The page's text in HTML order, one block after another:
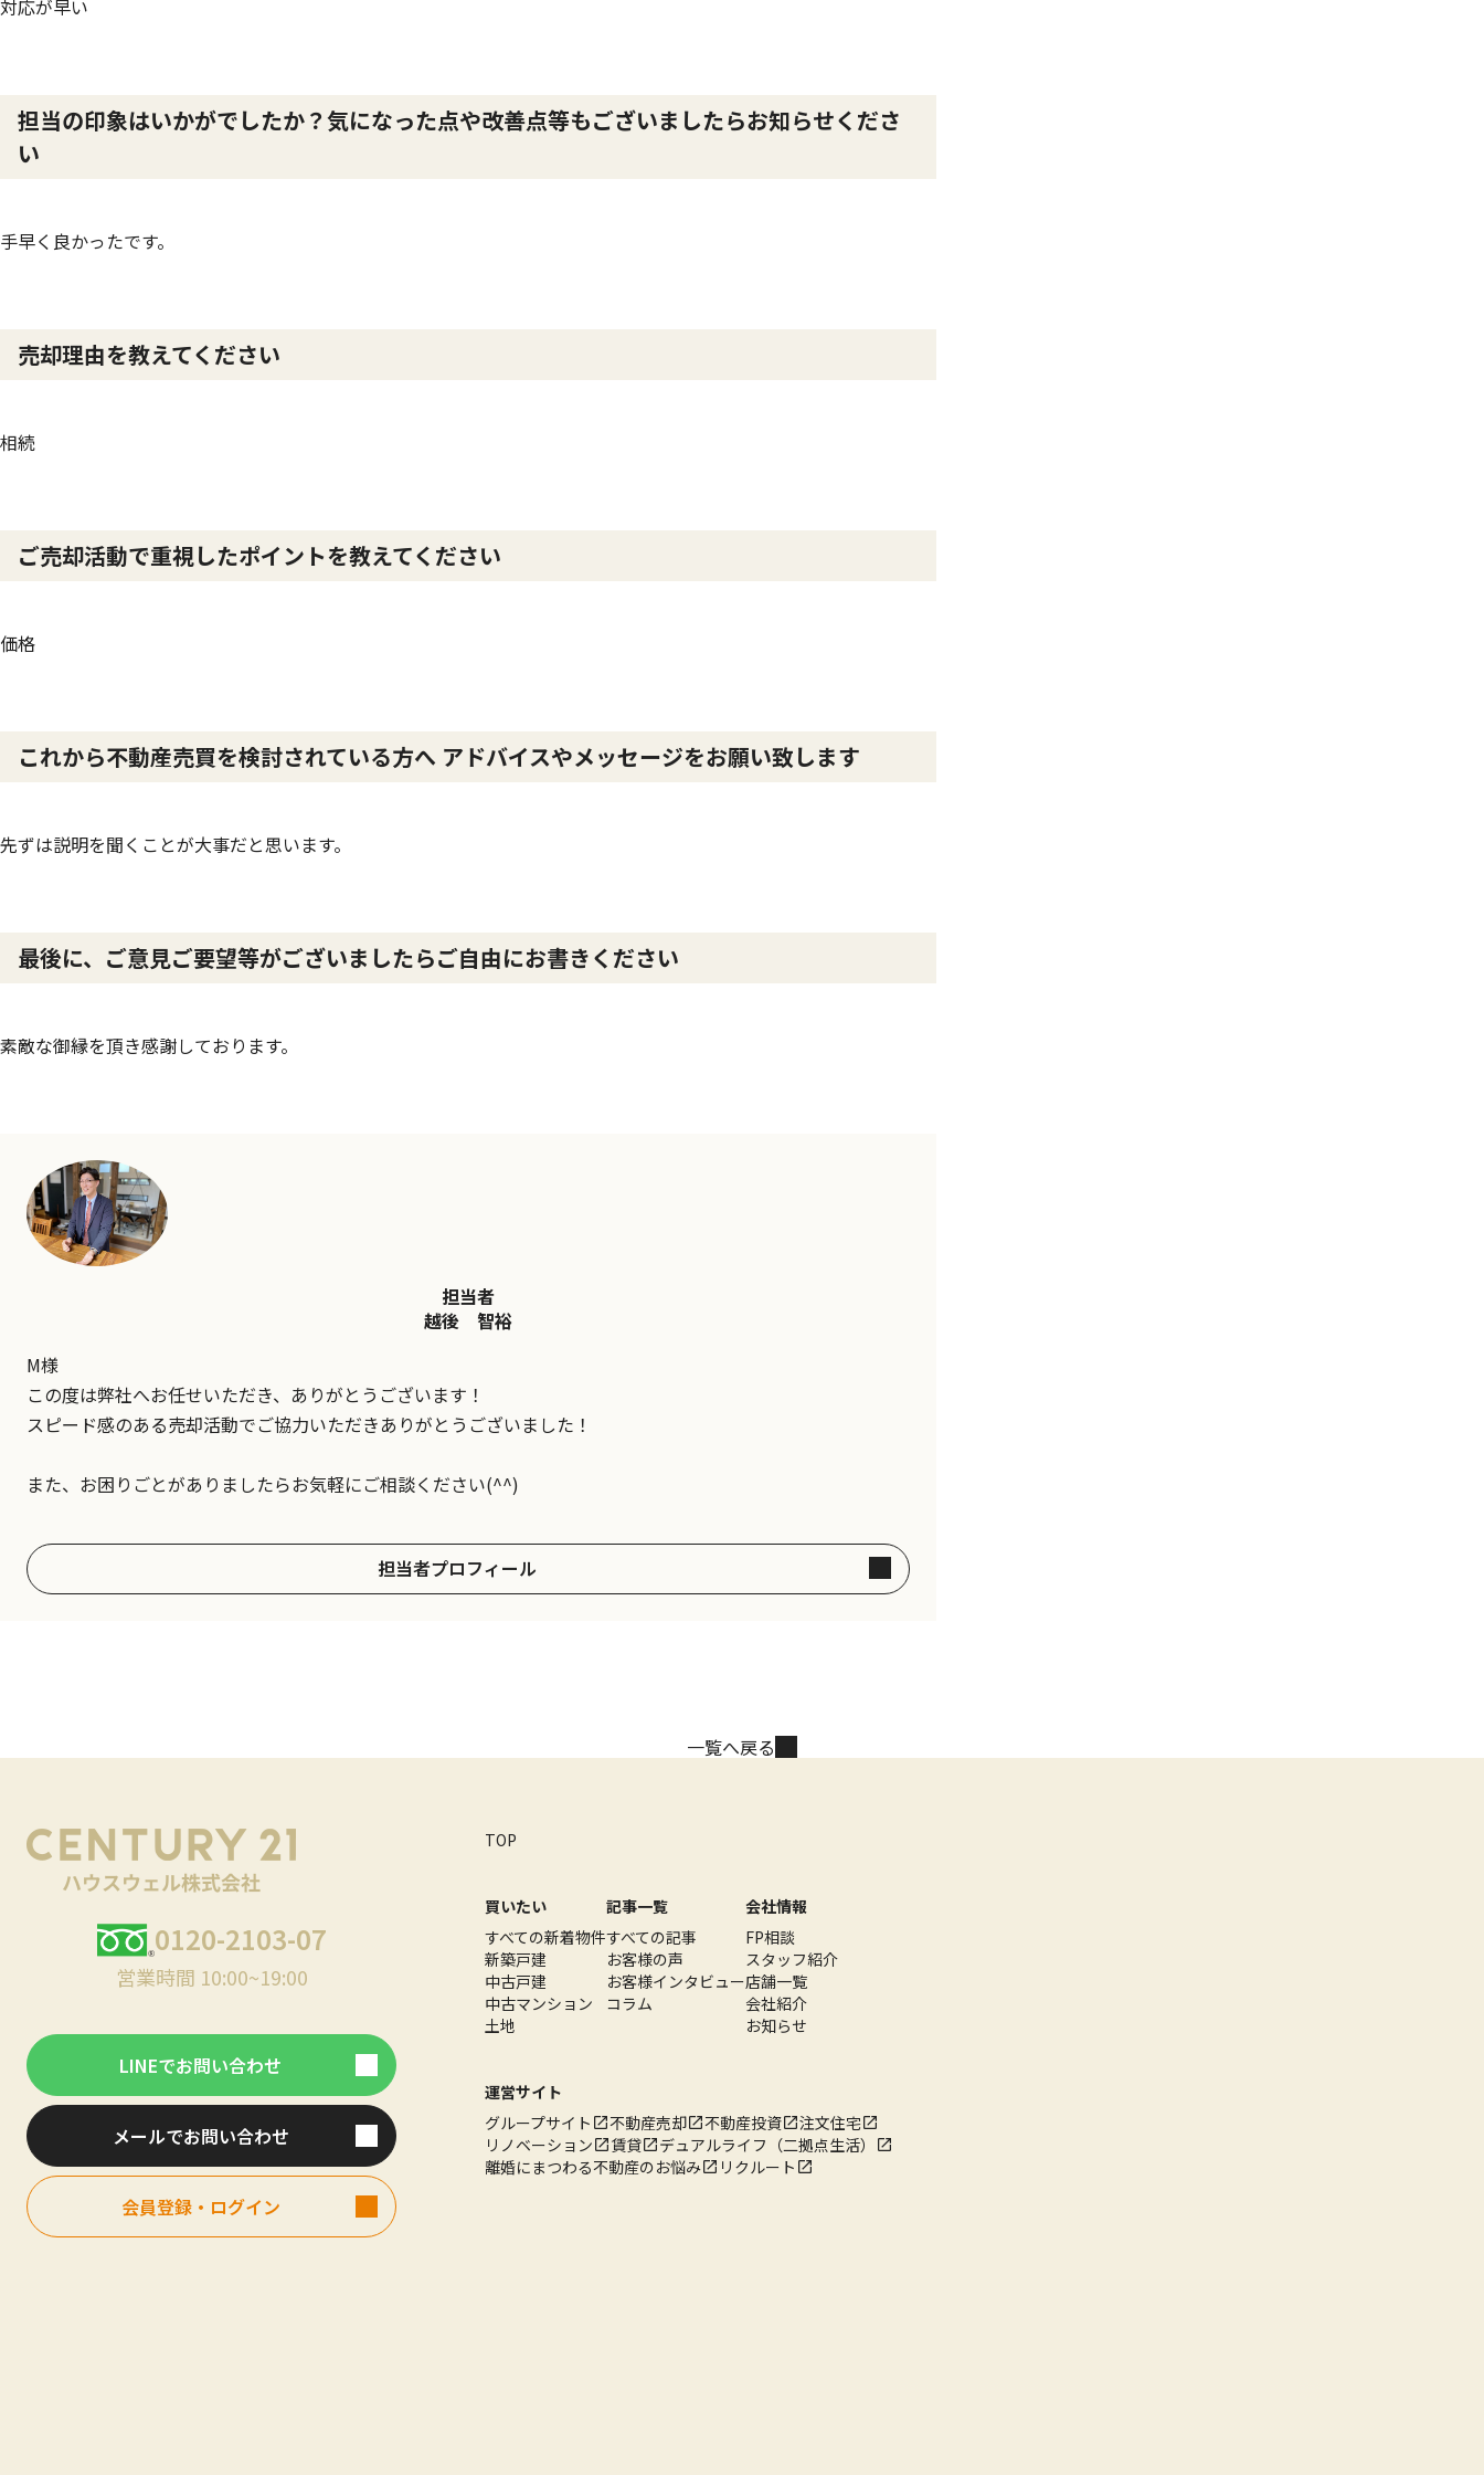
対応が早い
担当の印象はいかがでしたか？気になった点や改善点等もございましたらお知らせくださ
い
手早く良かったです。
売却理由を教えてください
相続
ご売却活動で重視したポイントを教えてください
価格
これから不動産売買を検討されている方へ アドバイスやメッセージをお願い致します
先ずは説明を聞くことが大事だと思います。
最後に、ご意見ご要望等がございましたらご自由にお書きください
素敵な御縁を頂き感謝しております。
担当者
越後 智裕
M様
この度は弊社へお任せいただき、ありがとうございます！
スピード感のある売却活動でご協力いただきありがとうございました！
また、お困りごとがありましたらお気軽にご相談ください(^^)
担当者プロフィール
一覧へ戻る
0120-2103-07
営業時間 10:00~19:00
LINEでお問い合わせ
メールでお問い合わせ
会員登録・ログイン
TOP
買いたい
すべての新着物件
新築戸建
中古戸建
中古マンション
土地
記事一覧
すべての記事
お客様の声
お客様インタビュー
コラム
会社情報
FP相談
スタッフ紹介
店舗一覧
会社紹介
お知らせ
運営サイト
グループサイト
不動産売却 不動産投資
注文住宅
リノベーション
賃貸
デュアルライフ（二拠点生活）
離婚にまつわる不動産のお悩み
リクルート